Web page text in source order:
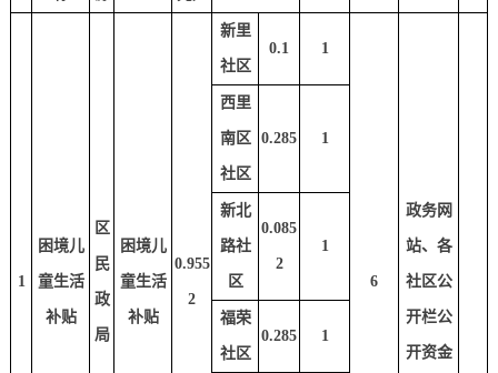
1
困境儿
童生活
补贴
区
民
政
局
困境儿
童生活
补贴
0.955
2
新里
社区
0.1 1
6
政务网
站、各
社区公
开栏公
开资金
西里
南区
社区
0.285 1
新北
路社
区
0.085
2
1
福荣
社区
0.285 1